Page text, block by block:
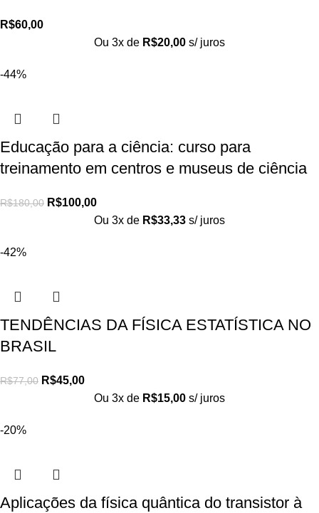
R$60,00
Ou 3x de R$20,00 s/ juros
-44%
Educação para a ciência: curso para
treinamento em centros e museus de ciência
R$180,00 R$100,00
Ou 3x de R$33,33 s/ juros
-42%
TENDÊNCIAS DA FÍSICA ESTATÍSTICA NO
BRASIL
R$77,00 R$45,00
Ou 3x de R$15,00 s/ juros
-20%
Aplicações da física quântica do transistor à